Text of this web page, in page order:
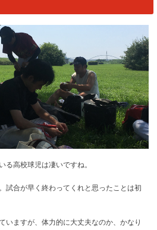
る高校球児は凄いですね。
試合が早く終わってくれと思ったことは初
いますが、体力的に大丈夫なのか、かなり